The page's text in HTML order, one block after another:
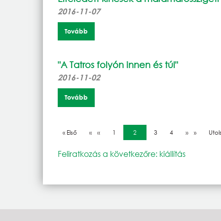
2016-11-07
Tovább
"A Tatros folyón innen és túl"
2016-11-02
Tovább
Oldalszámozás
Első oldal
« Első Előző oldal
‹‹ Oldal
1 Jelenlegi oldal
2 Oldal
3 Oldal
4 Következő
››
Feliratkozás a következőre: kiállítás